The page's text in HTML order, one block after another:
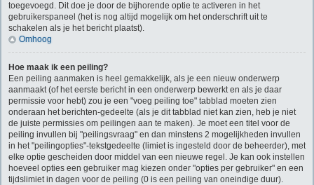
toegevoegd. Dit doe je door de bijhorende optie te activeren in het
gebruikerspaneel (het is nog altijd mogelijk om het onderschrift uit te
schakelen als je het bericht plaatst).
Omhoog
Hoe maak ik een peiling?
Een peiling aanmaken is heel gemakkelijk, als je een nieuw onderwerp
aanmaakt (of het eerste bericht in een onderwerp bewerkt en als je daar
permissie voor hebt) zou je een "voeg peiling toe" tabblad moeten zien
onderaan het berichten-gedeelte (als je dit tabblad niet kan zien, heb je niet
de juiste permissies om peilingen aan te maken). Je moet een titel voor de
peiling invullen bij "peilingsvraag" en dan minstens 2 mogelijkheden invullen
in het "peilingopties"-tekstgedeelte (limiet is ingesteld door de beheerder), met
elke optie gescheiden door middel van een nieuwe regel. Je kan ook instellen
hoeveel opties een gebruiker mag kiezen onder "opties per gebruiker" en een
tijdslimiet in dagen voor de peiling (0 is een peiling van oneindige duur).